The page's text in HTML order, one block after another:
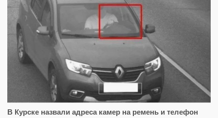
В Курске назвали адреса камер на ремень и телефон